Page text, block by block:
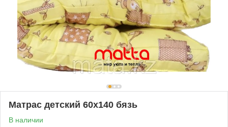
Матрас детский 60х140 бязь
В наличии